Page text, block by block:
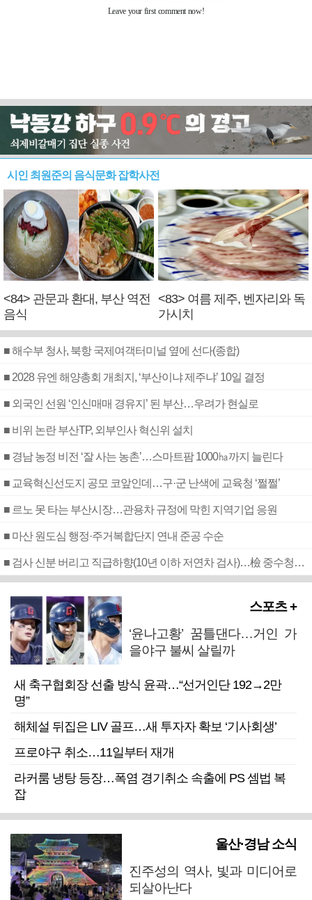
시인 최원준의 음식문화 잡학사전
<84> 관문과 환대, 부산 역전
음식
<83> 여름 제주, 벤자리와 독
가시치
■ 해수부 청사, 북항 국제여객터미널 옆에 선다(종합)
■ 2028 유엔 해양총회 개최지, ‘부산이냐 제주냐’ 10일 결정
■ 외국인 선원 ‘인신매매 경유지’ 된 부산…우려가 현실로
■ 비위 논란 부산TP, 외부인사 혁신위 설치
■ 경남 농정 비전 ‘잘 사는 농촌’…스마트팜 1000㏊까지 늘린다
■ 교육혁신선도지 공모 코앞인데…구·군 난색에 교육청 ‘쩔쩔’
■ 르노 못 타는 부산시장…관용차 규정에 막힌 지역기업 응원
■ 마산 원도심 행정·주거복합단지 연내 준공 수순
■ 검사 신분 버리고 직급하향(10년 이하 저연차 검사)…檢 중수청행 기피
스포츠 +
‘윤나고황’ 꿈틀댄다…거인 가
을야구 불씨 살릴까
새 축구협회장 선출 방식 윤곽…“선거인단 192→2만
명”
해체설 뒤집은 LIV 골프…새 투자자 확보 ‘기사회생’
프로야구 취소…11일부터 재개
라커룸 냉탕 등장…폭염 경기취소 속출에 PS 셈법 복
잡
울산·경남 소식
진주성의 역사, 빛과 미디어로
되살아난다